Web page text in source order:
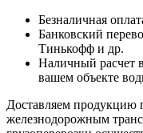
Безналичная
Банковский
Тинькофф и др.
Наличный расчет
вашем объекте
Доставляем продукцию
железнодорожным